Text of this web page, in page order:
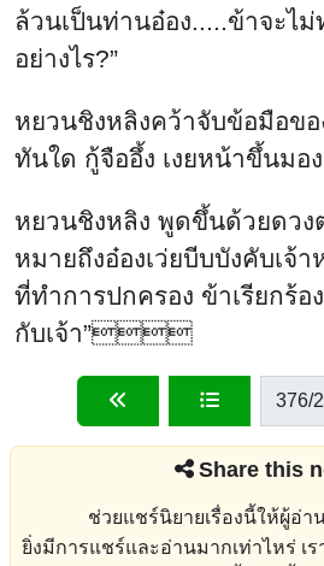
ล้วนเป็นท่านอ๋อง.....ข้าจะไ
อย่างไร?”
หยวนชิงหลิงคว้าจับข้อมือข
ทันใด กู้จืออึ้ง เงยหน้าขึ้นมอ
หยวนชิงหลิง พูดขึ้นด้วยดวง
หมายถึงอ๋องเว่ยบีบบังคับเจ้
ที่ทำการปกครอง ข้าเรียกร้อ
กับเจ้า”
376/
Share this
ช่วยแชร์นิยายเรื่องนี้ให้ผู้อ่
ยิ่งมีการแชร์และอ่านมากเท่าไหร่ เ